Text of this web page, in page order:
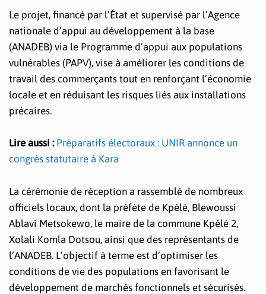
Le projet, financé par l’État et supervisé par l’Agence
nationale d’appui au développement à la base
(ANADEB) via le Programme d’appui aux populations
vulnérables (PAPV), vise à améliorer les conditions de
travail des commerçants tout en renforçant l’économie
locale et en réduisant les risques liés aux installations
précaires.
Lire aussi : Préparatifs électoraux : UNIR annonce un
congrès statutaire à Kara
La cérémonie de réception a rassemblé de nombreux
officiels locaux, dont la préfète de Kpélé, Blewoussi
Ablavi Metsokewo, le maire de la commune Kpélé 2,
Xolali Komla Dotsou, ainsi que des représentants de
l’ANADEB. L’objectif à terme est d’optimiser les
conditions de vie des populations en favorisant le
développement de marchés fonctionnels et sécurisés.